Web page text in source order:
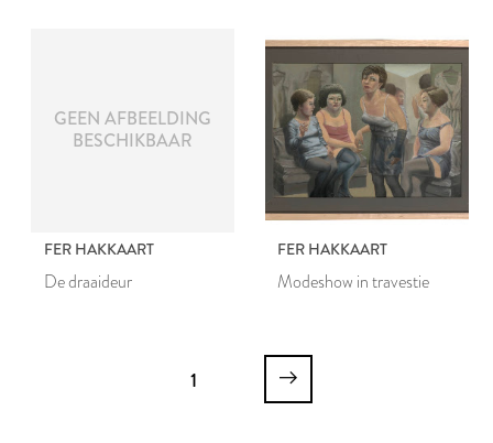
GEEN AFBEELDING
BESCHIKBAAR
FER HAKKAART
De draaideur
FER HAKKAART
Modeshow in travestie
1